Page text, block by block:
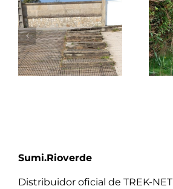
Sumi.Rioverde
Distribuidor oficial de TREK-NET